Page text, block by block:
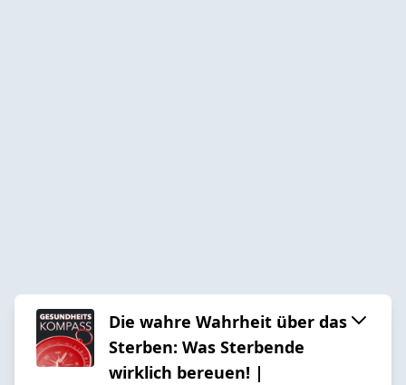
Die wahre Wahrheit über das
Sterben: Was Sterbende
wirklich bereuen! |